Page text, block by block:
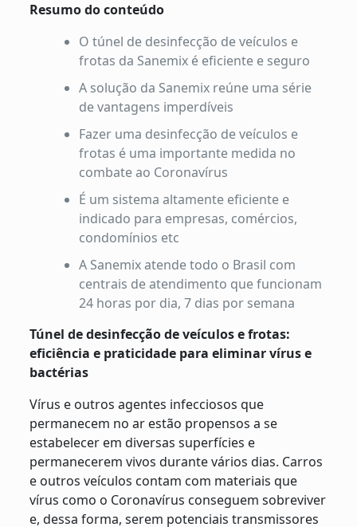
Resumo do conteúdo
O túnel de desinfecção de veículos e
frotas da Sanemix é eficiente e seguro
A solução da Sanemix reúne uma série
de vantagens imperdíveis
Fazer uma desinfecção de veículos e
frotas é uma importante medida no
combate ao Coronavírus
É um sistema altamente eficiente e
indicado para empresas, comércios,
condomínios etc
A Sanemix atende todo o Brasil com
centrais de atendimento que funcionam
24 horas por dia, 7 dias por semana
Túnel de desinfecção de veículos e frotas:
eficiência e praticidade para eliminar vírus e
bactérias
Vírus e outros agentes infecciosos que
permanecem no ar estão propensos a se
estabelecer em diversas superfícies e
permanecerem vivos durante vários dias. Carros
e outros veículos contam com materiais que
vírus como o Coronavírus conseguem sobreviver
e, dessa forma, serem potenciais transmissores